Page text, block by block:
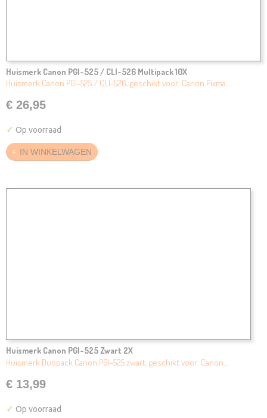
Huismerk Canon PGI-525 / CLI-526 Multipack 10X
Huismerk Canon PGI-525 / CLI-526, geschikt voor: Canon Pixma…
€ 26,95
✓ Op voorraad
IN WINKELWAGEN
Huismerk Canon PGI-525 Zwart 2X
Huismerk Duopack Canon PGI-525 zwart, geschikt voor: Canon…
€ 13,99
✓ Op voorraad